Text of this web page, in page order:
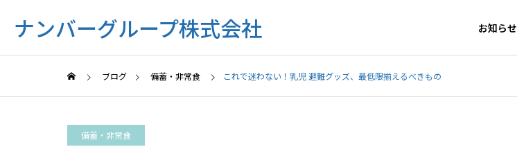
ナンバーグループ株式会社 お知らせ
ブログ 備蓄・非常食 これで迷わない！乳児 避難グッズ、最低限揃えるべきもの
備蓄・非常食